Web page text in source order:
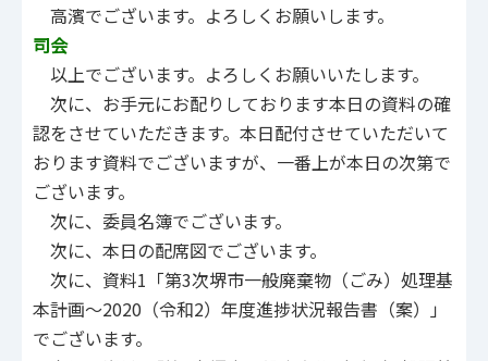
高濱でございます。よろしくお願いします。
司会
以上でございます。よろしくお願いいたします。
次に、お手元にお配りしております本日の資料の確
認をさせていただきます。本日配付させていただいて
おります資料でございますが、一番上が本日の次第で
ございます。
次に、委員名簿でございます。
次に、本日の配席図でございます。
次に、資料1「第3次堺市一般廃棄物（ごみ）処理基
本計画～2020（令和2）年度進捗状況報告書（案）」
でございます。